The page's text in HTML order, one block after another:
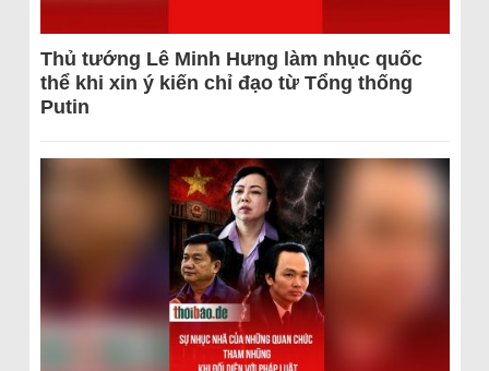
Thủ tướng Lê Minh Hưng làm nhục quốc
thể khi xin ý kiến chỉ đạo từ Tổng thống
Putin